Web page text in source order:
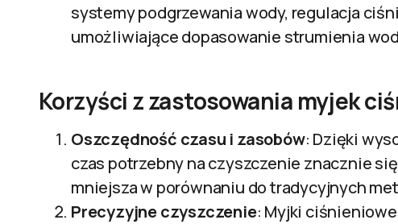
systemy podgrzewania wody, regulacja
umożliwiające dopasowanie strumienia
Korzyści z zastosowania myjek
Oszczędność czasu i zasobów: Dzięki
czas potrzebny na czyszczenie znacznie
mniejsza w porównaniu do tradycyjnych
Precyzyjne czyszczenie: Myjki